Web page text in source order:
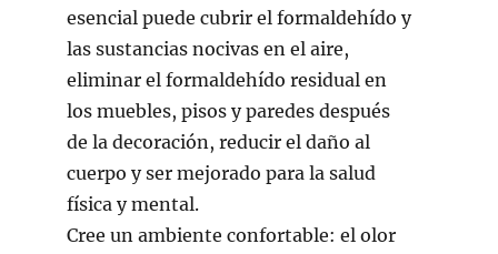
esencial puede cubrir el formaldehído y
las sustancias nocivas en el aire,
eliminar el formaldehído residual en
los muebles, pisos y paredes después
de la decoración, reducir el daño al
cuerpo y ser mejorado para la salud
física y mental.
Cree un ambiente confortable: el olor